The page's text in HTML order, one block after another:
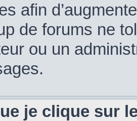
afin
de forums ne
ou un
je clique sur